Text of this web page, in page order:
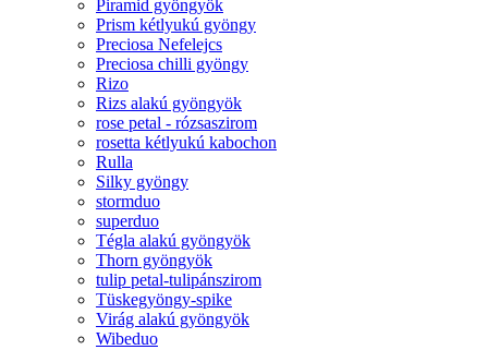
Piramid gyöngyök
Prism kétlyukú gyöngy
Preciosa Nefelejcs
Preciosa chilli gyöngy
Rizo
Rizs alakú gyöngyök
rose petal - rózsaszirom
rosetta kétlyukú kabochon
Rulla
Silky gyöngy
stormduo
superduo
Tégla alakú gyöngyök
Thorn gyöngyök
tulip petal-tulipánszirom
Tüskegyöngy-spike
Virág alakú gyöngyök
Wibeduo